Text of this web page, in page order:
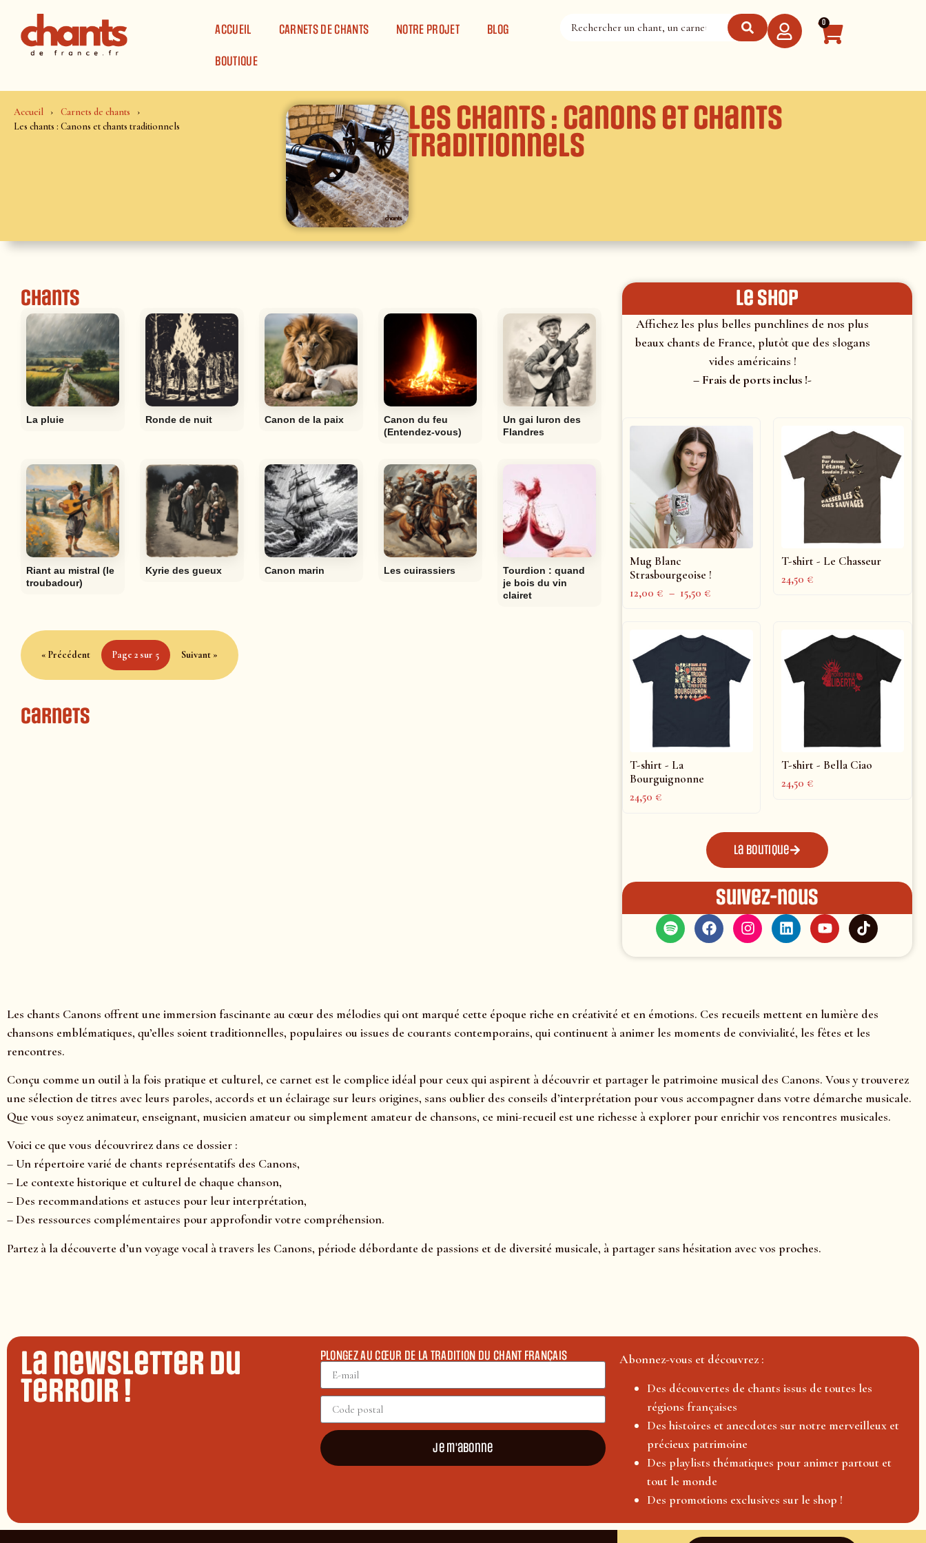
ACCUEIL
CARNETS DE CHANTS NOTRE PROJET BLOG
BOUTIQUE
0
Accueil
Carnets de chants
Les chants : Canons et chants traditionnels
Les chants : Canons et chants
traditionnels
Chants
La pluie Ronde de nuit Canon de la paix
Canon du feu
(Entendez-vous)
Un gai luron des
Flandres
Riant au mistral (le
troubadour)
Kyrie des gueux Canon marin Les cuirassiers
Tourdion : quand
je bois du vin
clairet
« Précédent Page 2 sur 5 Suivant »
Carnets
le shop
Affichez les plus belles punchlines de nos plus
beaux chants de France, plutôt que des slogans
vides américains !
– Frais de ports inclus !-
Mug Blanc
Strasbourgeoise !
12,00€ – 15,50€
T-shirt - Le Chasseur
24,50€
T-shirt - La
Bourguignonne
24,50€
T-shirt - Bella Ciao
24,50€
La boutique
Suivez-nous
Les chants Canons offrent une immersion fascinante au cœur des mélodies qui ont marqué cette époque riche en créativité et en émotions. Ces recueils mettent en lumière des
chansons emblématiques, qu’elles soient traditionnelles, populaires ou issues de courants contemporains, qui continuent à animer les moments de convivialité, les fêtes et les
rencontres.
Conçu comme un outil à la fois pratique et culturel, ce carnet est le complice idéal pour ceux qui aspirent à découvrir et partager le patrimoine musical des Canons. Vous y trouverez
une sélection de titres avec leurs paroles, accords et un éclairage sur leurs origines, sans oublier des conseils d’interprétation pour vous accompagner dans votre démarche musicale.
Que vous soyez animateur, enseignant, musicien amateur ou simplement amateur de chansons, ce mini-recueil est une richesse à explorer pour enrichir vos rencontres musicales.
Voici ce que vous découvrirez dans ce dossier :
– Un répertoire varié de chants représentatifs des Canons,
– Le contexte historique et culturel de chaque chanson,
– Des recommandations et astuces pour leur interprétation,
– Des ressources complémentaires pour approfondir votre compréhension.
Partez à la découverte d’un voyage vocal à travers les Canons, période débordante de passions et de diversité musicale, à partager sans hésitation avec vos proches.
La newsletter du
terroir !
PLONGEZ AU CŒUR DE LA TRADITION DU CHANT FRANÇAIS
Je m'abonne
Abonnez-vous et découvrez :
Des découvertes de chants issus de toutes les
régions françaises
Des histoires et anecdotes sur notre merveilleux et
précieux patrimoine
Des playlists thématiques pour animer partout et
tout le monde
Des promotions exclusives sur le shop !